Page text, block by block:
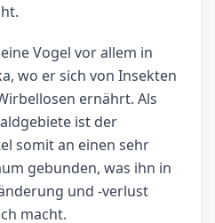
Vogel vor allem in
wo er sich von Insekten
ernährt. Als
ist der
somit an einen sehr
gebunden, was ihn in
und -verlust
macht.